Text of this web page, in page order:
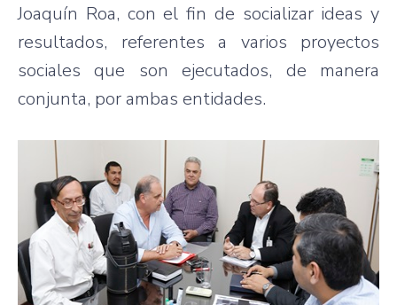
Joaquín Roa, con el fin de socializar ideas y
resultados, referentes a varios proyectos
sociales que son ejecutados, de manera
conjunta, por ambas entidades.